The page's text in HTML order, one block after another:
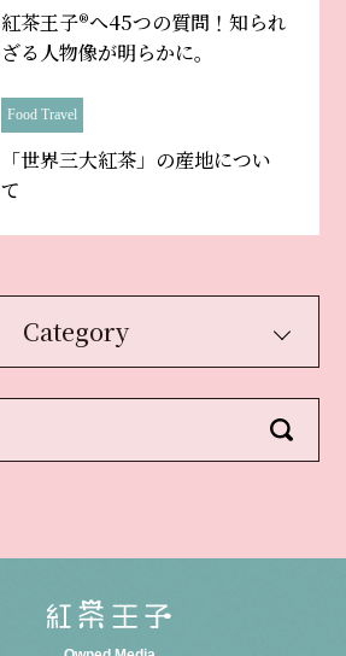
紅茶王子®へ45つの質問！知られ
ざる人物像が明らかに。
Food Travel
「世界三大紅茶」の産地につい
て
Category